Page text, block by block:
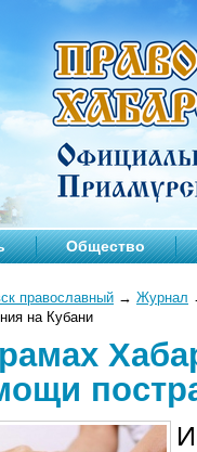
Общество
православный → Журнал
на Кубани